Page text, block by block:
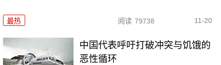
最热 阅读 79738 11-20
中国代表呼吁打破冲突与饥饿的
恶性循环